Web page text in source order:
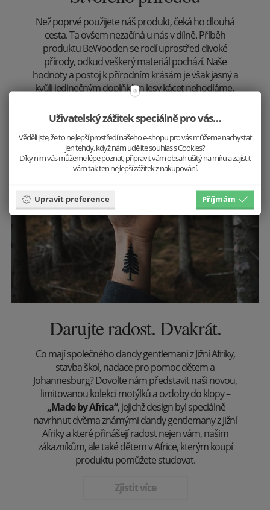
Než poprvé použijete náš produkt, čeká ho dlouhá
cesta. Ta ovšem nezačíná u nás v dílně. Příběh
produktu BeWooden se rodí uprostřed divoké
přírody, odkud veškerý materiál pochází. Naše
hodnoty a postoj k přírodním krásám je však jasný a
kvůli jedinečným doplňkům lesy kácet nehodláme.
Prozkoumat
Darujte radost. Dvakrát.
Co mají společného dandy gentlemani z Jižní Afriky,
stavba škol, nadace pro pomoc dětem a
Johannesburg? Dovolte nám představit naši novou,
limitovanou kolekci motýlků a ozdoby do klopy –
„Made by Africa“, jejichž design byl speciálně
navrhnut dvěma známými dandy gentlemany z Jižní
Afriky a které přinášejí radost nejen vám, našim
zákazníkům, ale také dětem v Africe, kterým koupí
produktu pomůžete studovat.
Zjistit více
Uživatelský zážitek speciálně pro vás…
Věděli jste, že to nejlepší prostředí našeho e-shopu pro vás můžeme nachystat
jen tehdy, když nám udělíte souhlas s Cookies?
Díky nim vás můžeme lépe poznat, připravit vám obsah ušitý na míru a zajistit
vám tak ten nejlepší zážitek z nakupování.
Upravit preference Příjmám